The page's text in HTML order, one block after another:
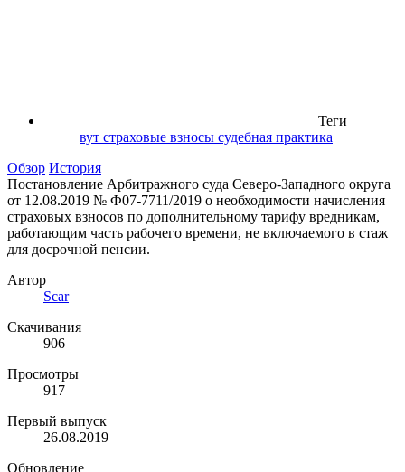
Теги
вут страховые взносы судебная практика
Обзор История
Постановление Арбитражного суда Северо-Западного округа
от 12.08.2019 № Ф07-7711/2019 о необходимости начисления
страховых взносов по дополнительному тарифу вредникам,
работающим часть рабочего времени, не включаемого в стаж
для досрочной пенсии.
Автор
Scar
Скачивания
906
Просмотры
917
Первый выпуск
26.08.2019
Обновление